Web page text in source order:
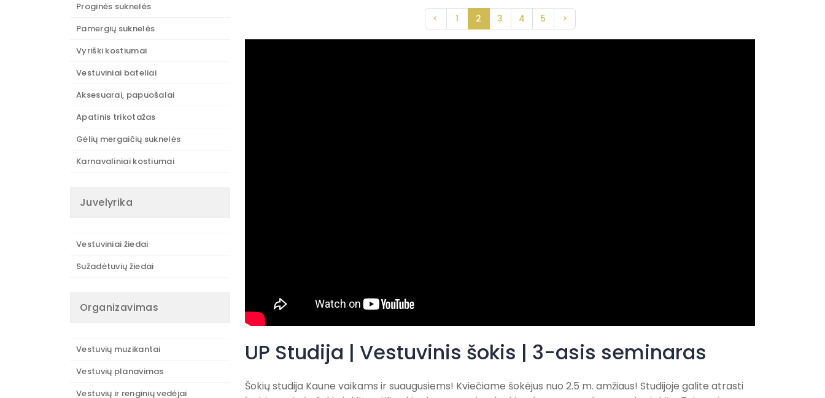
Proginės suknelės
Pamergių suknelės
Vyriški kostiumai
Vestuviniai bateliai
Aksesuarai, papuošalai
Apatinis trikotažas
Gėlių mergaičių suknelės
Karnavaliniai kostiumai
Juvelyrika
Vestuviniai žiedai
Sužadėtuvių žiedai
Organizavimas
Vestuvių muzikantai
Vestuvių planavimas
Vestuvių ir renginių vedėjai
< 1 2 3 4 5 >
UP Studija | Vestuvinis šokis | 3-asis seminaras
Šokių studija Kaune vaikams ir suaugusiems! Kviečiame šokėjus nuo 2.5 m. amžiaus! Studijoje galite atrasti